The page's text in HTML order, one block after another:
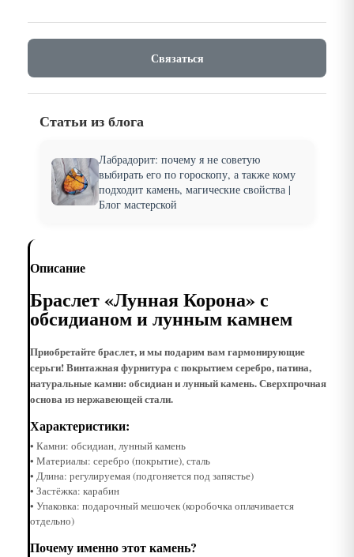
Связаться
Статьи из блога
Лабрадорит: почему я не советую
выбирать его по гороскопу, а также кому
подходит камень, магические свойства |
Блог мастерской
Описание
Браслет «Лунная Корона» с
обсидианом и лунным камнем
Приобретайте браслет, и мы подарим вам гармонирующие
серьги! Винтажная фурнитура с покрытием серебро, патина,
натуральные камни: обсидиан и лунный камень. Сверхпрочная
основа из нержавеющей стали.
Характеристики:
• Камни: обсидиан, лунный камень
• Материалы: серебро (покрытие), сталь
• Длина: регулируемая (подгоняется под запястье)
• Застёжка: карабин
• Упаковка: подарочный мешочек (коробочка оплачивается
отдельно)
Почему именно этот камень?